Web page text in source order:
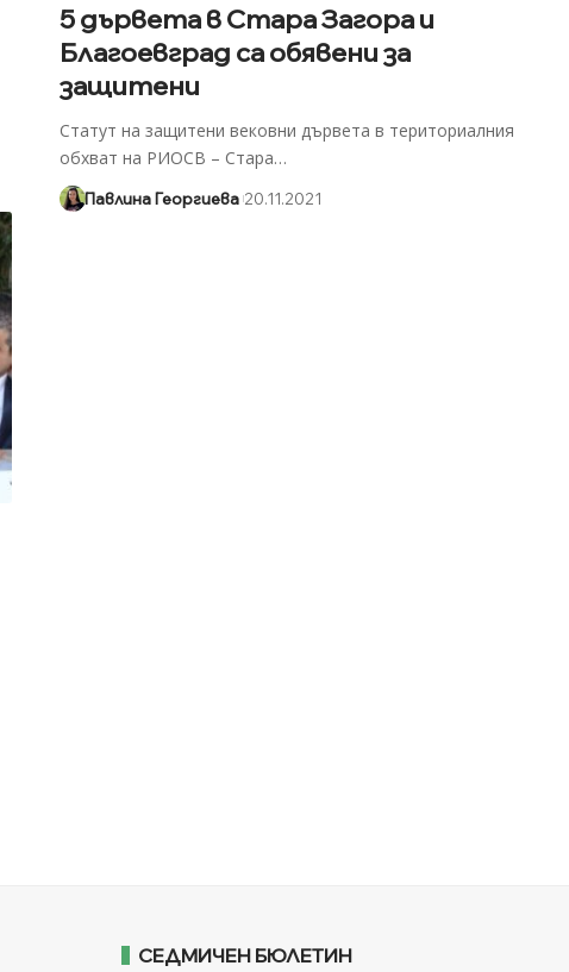
5 дървета в Стара Загора и
Благоевград са обявени за
защитени
Статут на защитени вековни дървета в териториалния
обхват на РИОСВ – Стара…
Павлина Георгиева 20.11.2021
СЕДМИЧЕН БЮЛЕТИН